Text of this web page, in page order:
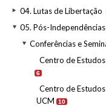
04. Lutas de Libertação
05. Pós-Independências
Conferências e
Centro de
6
Centro de
UCM
10